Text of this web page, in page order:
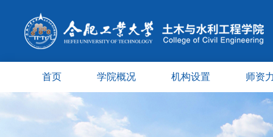
首页 学院概况 机构设置 师资